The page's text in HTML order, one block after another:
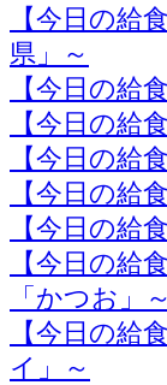
【今日の給
県」～
【今日の給
【今日の給
【今日の給
【今日の給
【今日の給
【今日の給
「かつお」～
【今日の給
イ」～